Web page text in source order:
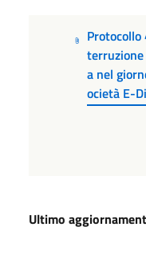
a nel
ocietà E-
Ultimo